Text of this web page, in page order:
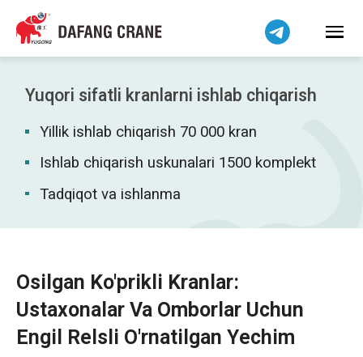
Yuqori sifatli kranlarni ishlab chiqarish
Yillik ishlab chiqarish 70 000 kran
Ishlab chiqarish uskunalari 1500 komplekt
Tadqiqot va ishlanma
Osilgan Ko'prikli Kranlar:
Ustaxonalar Va Omborlar Uchun
Engil Relsli O'rnatilgan Yechim
हिन्दी
Bahasa Indonesia
Bahasa Melayu
Tiếng Việt
简体中文
বাংলা
فارسی
Pilipino
Беларуская мова
Kiswahili
Dansk